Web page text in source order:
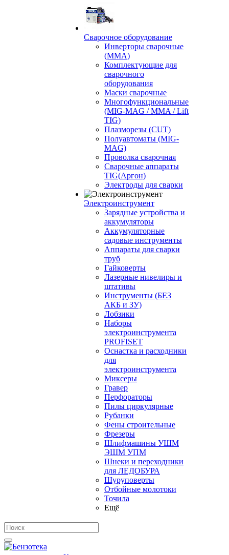
Сварочное оборудование
Инверторы сварочные
(ММА)
Комплектующие для
сварочного
оборудования
Маски сварочные
Многофункциональные
(MIG-MAG / MMA / Lift
TIG)
Плазморезы (CUT)
Полуавтоматы (МIG-
MAG)
Проволка сварочная
Сварочные аппараты
TIG(Аргон)
Электроды для сварки
Электроинструмент
Зарядные устройства и
аккумуляторы
Аккумуляторные
садовые инструменты
Аппараты для сварки
труб
Гайковерты
Лазерные нивелиры и
штативы
Инструменты (БЕЗ
АКБ и ЗУ)
Лобзики
Наборы
электроинструмента
PROFISET
Оснастка и расходники
для
электроинструмента
Миксеры
Гравер
Перфораторы
Пилы циркулярные
Рубанки
Фены строительные
Фрезеры
Шлифмашины УШМ
ЭШМ УПМ
Шнеки и переходники
для ЛЕДОБУРА
Шуруповерты
Отбойные молотоки
Точила
Ещё